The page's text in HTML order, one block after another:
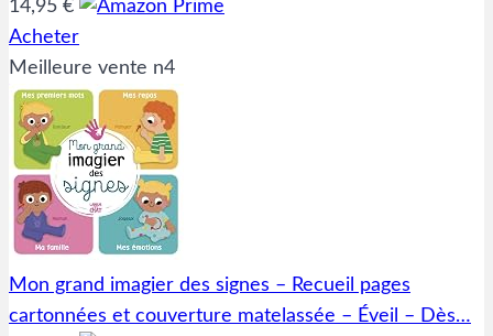
14,95 €
Acheter
Meilleure vente n4
Mon grand imagier des signes – Recueil pages
cartonnées et couverture matelassée – Éveil – Dès…